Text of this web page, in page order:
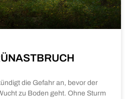
die Gefahr an, bevor der
zu Boden geht. Ohne Sturm